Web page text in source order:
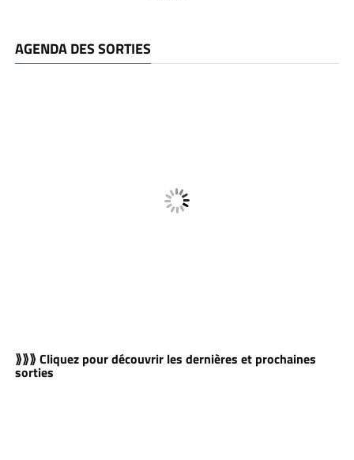
AGENDA DES SORTIES
⟫⟫⟫ Cliquez pour découvrir les dernières et prochaines
sorties